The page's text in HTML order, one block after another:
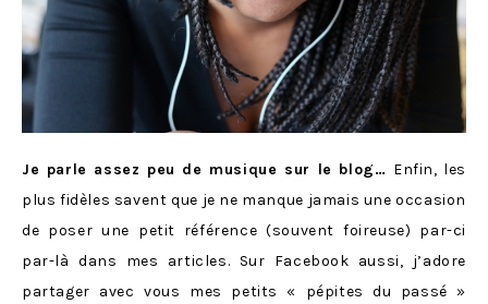
Je parle assez peu de musique sur le blog… Enfin, les
plus fidèles savent que je ne manque jamais une occasion
de poser une petit référence (souvent foireuse) par-ci
par-là dans mes articles. Sur Facebook aussi, j’adore
partager avec vous mes petits « pépites du passé »